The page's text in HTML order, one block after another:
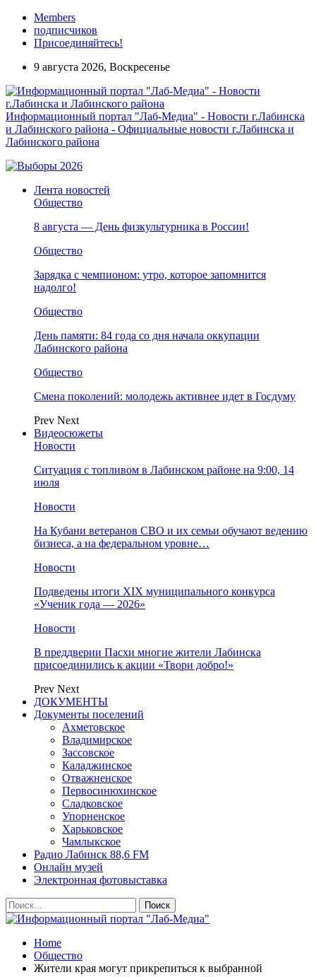
Members
подписчиков
Присоединяйтесь!
9 августа 2026, Воскресенье
Информационный портал "Лаб-Медиа" - Новости г.Лабинска
и Лабинского района - Официальные новости г.Лабинска и
Лабинского района
Лента новостей
Общество
8 августа — День физкультурника в России!
Общество
Зарядка с чемпионом: утро, которое запомнится
надолго!
Общество
День памяти: 84 года со дня начала оккупации
Лабинского района
Общество
Смена поколений: молодежь активнее идет в Госдуму
Prev Next
Видеосюжеты
Новости
Ситуация с топливом в Лабинском районе на 9:00, 14
июля
Новости
На Кубани ветеранов СВО и их семьи обучают ведению
бизнеса, а на федеральном уровне…
Новости
Подведены итоги XIX муниципального конкурса
«Ученик года — 2026»
Новости
В преддверии Пасхи многие жители Лабинска
присоединились к акции «Твори добро!»
Prev Next
ДОКУМЕНТЫ
Документы поселений
Ахметовское
Владимирское
Зассовское
Каладжинское
Отважненское
Первосинюхинское
Сладковское
Упорненское
Харьковское
Чамлыкское
Радио Лабинск 88,6 FM
Онлайн музей
Электронная фотовыставка
Home
Общество
Жители края могут прикрепиться к выбранной